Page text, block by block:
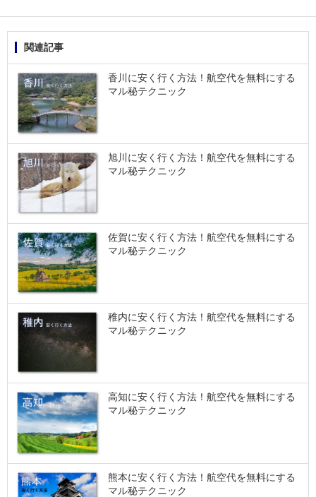
関連記事
香川に安く行く方法！航空代を無料にする
マル秘テクニック
旭川に安く行く方法！航空代を無料にする
マル秘テクニック
佐賀に安く行く方法！航空代を無料にする
マル秘テクニック
稚内に安く行く方法！航空代を無料にする
マル秘テクニック
高知に安く行く方法！航空代を無料にする
マル秘テクニック
熊本に安く行く方法！航空代を無料にする
マル秘テクニック